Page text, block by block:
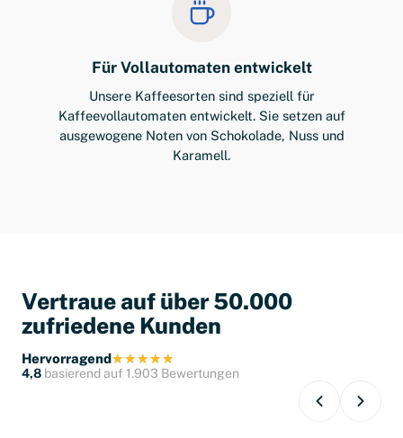
Für Vollautomaten entwickelt
Unsere Kaffeesorten sind speziell für
Kaffeevollautomaten entwickelt. Sie setzen auf
ausgewogene Noten von Schokolade, Nuss und
Karamell.
Vertraue auf über 50.000
zufriedene Kunden
Hervorragend
4,8 basierend auf 1.903 Bewertungen